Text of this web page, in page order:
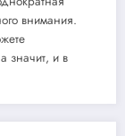
внимания.
значит, и в